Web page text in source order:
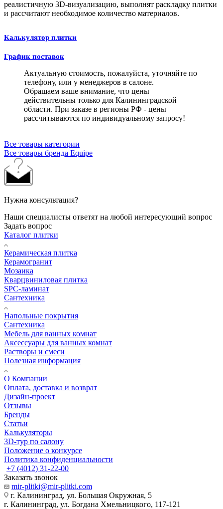
реалистичную 3D-визуализацию, выполнят раскладку плитки
и рассчитают необходимое количество материалов.
Калькулятор плитки
График поставок
Актуальную стоимость, пожалуйста, уточняйте по
телефону, или у менеджеров в салоне.
Обращаем ваше внимание, что цены
действительны только для Калининградской
области. При заказе в регионы РФ - цены
рассчитываются по индивидуальному запросу!
Все товары категории
Все товары бренда Equipe
Нужна консультация?
Наши специалисты ответят на любой интересующий вопрос
Задать вопрос
Каталог плитки
Керамическая плитка
Керамогранит
Мозаика
Кварцвиниловая плитка
SPC-ламинат
Сантехника
Напольные покрытия
Сантехника
Мебель для ванных комнат
Аксессуары для ванных комнат
Растворы и смеси
Полезная информация
О Компании
Оплата, доставка и возврат
Дизайн-проект
Отзывы
Бренды
Статьи
Калькуляторы
3D-тур по салону
Положение о конкурсе
Политика конфиденциальности
+7 (4012) 31-22-00
Заказать звонок
mir-plitki@mir-plitki.com
г. Калининград, ул. Большая Окружная, 5
г. Калининград, ул. Богдана Хмельницкого, 117-121